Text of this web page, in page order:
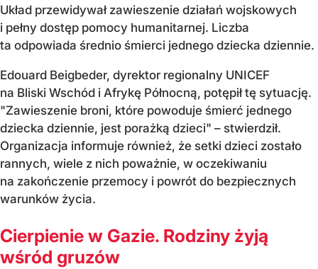
Układ przewidywał zawieszenie działań wojskowych
i pełny dostęp pomocy humanitarnej. Liczba
ta odpowiada średnio śmierci jednego dziecka dziennie.
Edouard Beigbeder, dyrektor regionalny UNICEF
na Bliski Wschód i Afrykę Północną, potępił tę sytuację.
"Zawieszenie broni, które powoduje śmierć jednego
dziecka dziennie, jest porażką dzieci" – stwierdził.
Organizacja informuje również, że setki dzieci zostało
rannych, wiele z nich poważnie, w oczekiwaniu
na zakończenie przemocy i powrót do bezpiecznych
warunków życia.
Cierpienie w Gazie. Rodziny żyją
wśród gruzów